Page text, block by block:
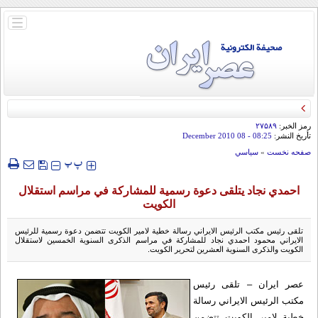
باز
رمز الخبر: ۲۷۵۸۹
تأريخ النشر: 08:25
- 08 December 2010
صفحه نخست » سياسي
‍‍‍ پپ
احمدي نجاد يتلقى دعوة رسمية للمشاركة في مراسم استقلال
الكويت
تلقى رئيس مكتب الرئيس الايراني رسالة خطية لامير الكويت تتضمن دعوة رسمية للرئيس
الايراني محمود احمدي نجاد للمشاركة في مراسم الذكرى السنوية الخمسين لاستقلال
الكويت والذكرى السنوية العشرين لتحرير الكويت.
عصر ايران – تلقى رئيس
مكتب الرئيس الايراني رسالة